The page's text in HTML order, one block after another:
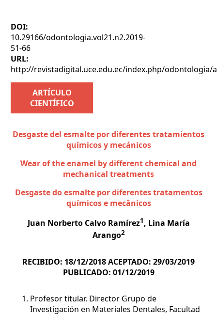
DOI:
10.29166/odontologia.vol21.n2.2019-
51-66
URL:
http://revistadigital.uce.edu.ec/index.php/odontologia/
ARTÍCULO
CIENTÍFICO
Desgaste del esmalte por diferentes tratamientos
químicos y mecánicos
Wear of the enamel by different chemical and
mechanical treatments
Desgaste do esmalte por diferentes tratamentos
químicos e mecânicos
Juan Norberto Calvo Ramírez1, Lina María
Arango2
RECIBIDO: 18/12/2018ACEPTADO: 29/03/2019
PUBLICADO: 01/12/2019
Profesor titular. Director Grupo de
Investigación en Materiales Dentales, Facultad